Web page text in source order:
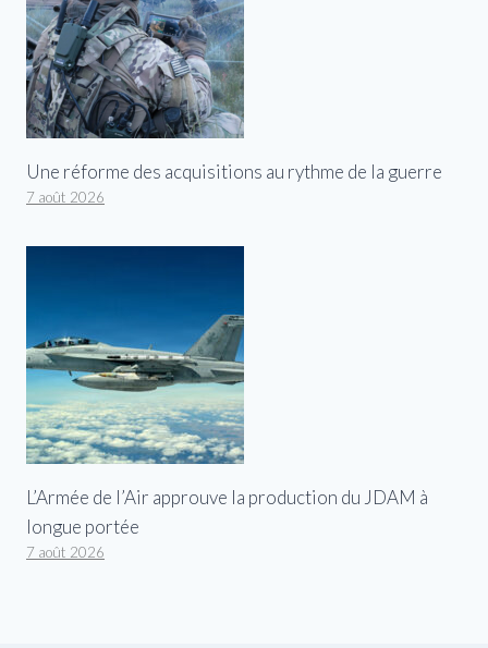
Une réforme des acquisitions au rythme de la guerre
7 août 2026
L’Armée de l’Air approuve la production du JDAM à
longue portée
7 août 2026